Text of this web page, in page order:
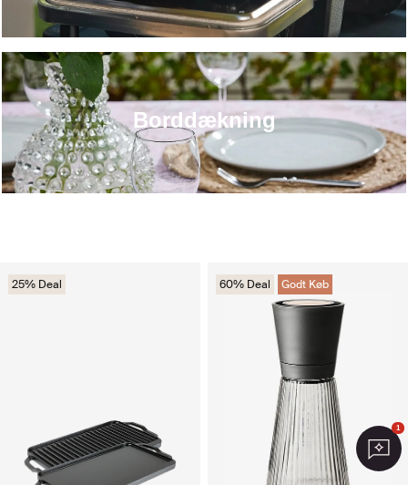
25% Deal 60% Deal Godt Køb
Borddækning
1